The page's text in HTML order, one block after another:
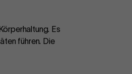
Es
führen. Die